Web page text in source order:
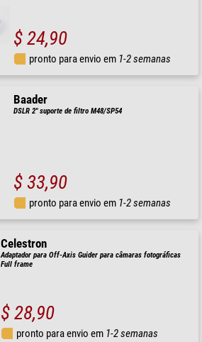
$ 24,90
pronto para envio em 1-2 semanas
Baader
DSLR 2" suporte de filtro M48/SP54
$ 33,90
pronto para envio em 1-2 semanas
Celestron
Adaptador para Off-Axis Guider para câmaras fotográficas
Full frame
$ 28,90
pronto para envio em 1-2 semanas